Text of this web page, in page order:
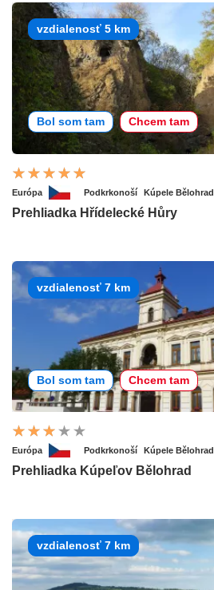
vzdialenosť 5 km
Bol som tam Chcem tam
Európa Podkrkonoší Kúpele Bělohrad
Prehliadka Hřídelecké Hůry
vzdialenosť 7 km
Bol som tam Chcem tam
Európa Podkrkonoší Kúpele Bělohrad
Prehliadka Kúpeľov Bělohrad
vzdialenosť 7 km